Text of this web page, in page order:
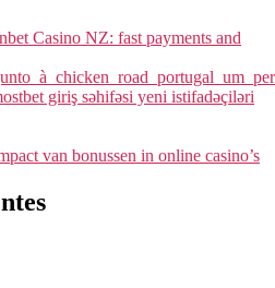
Casino NZ: fast payments and
giriş səhifəsi yeni istifadəçiləri
van bonussen in online casino’s